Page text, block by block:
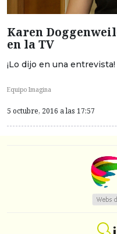
Karen
en la TV
¡Lo dijo en una entrevista!
Equipo Imagina
5 octubre, 2016 a las 17:57